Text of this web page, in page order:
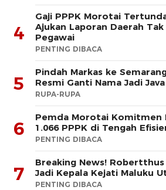
4
Gaji PPPK Morotai
Ajukan Laporan Daerah Tak
Pegawai
PENTING DIBACA
5
Pindah Markas ke
Resmi Ganti Nama Jadi
RUPA-RUPA
6
Pemda Morotai Komitmen
1.066 PPPK di Tengah
PENTING DIBACA
7
Breaking News!
Jadi Kepala Kejati Maluku
PENTING DIBACA